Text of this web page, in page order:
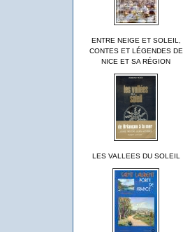
ENTRE NEIGE ET SOLEIL,
CONTES ET LÉGENDES DE
NICE ET SA RÉGION
LES VALLEES DU SOLEIL